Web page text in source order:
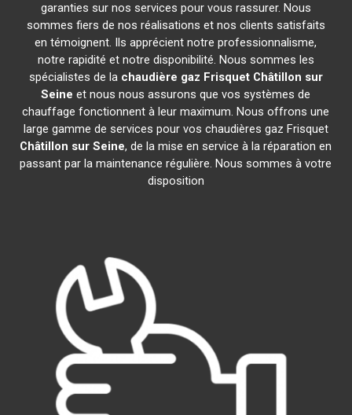
garanties sur nos services pour vous rassurer. Nous
sommes fiers de nos réalisations et nos clients satisfaits
en témoignent. Ils apprécient notre professionnalisme,
notre rapidité et notre disponibilité. Nous sommes les
spécialistes de la chaudière gaz Frisquet Châtillon sur
Seine et nous nous assurons que vos systèmes de
chauffage fonctionnent à leur maximum. Nous offrons une
large gamme de services pour vos chaudières gaz Frisquet
Châtillon sur Seine, de la mise en service à la réparation en
passant par la maintenance régulière. Nous sommes à votre
disposition